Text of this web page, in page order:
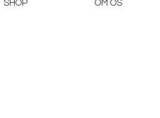
SHOP OM OS